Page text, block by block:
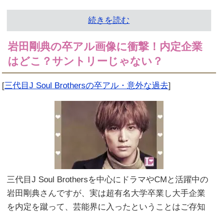
続きを読む
岩田剛典の卒アル画像に衝撃！内定企業
はどこ？サントリーじゃない？
[三代目J Soul Brothersの卒アル・意外な過去]
三代目J Soul Brothersを中心にドラマやCMと活躍中の
岩田剛典さんですが、実は超有名大学卒業し大手企業
を内定を蹴って、芸能界に入ったということはご存知